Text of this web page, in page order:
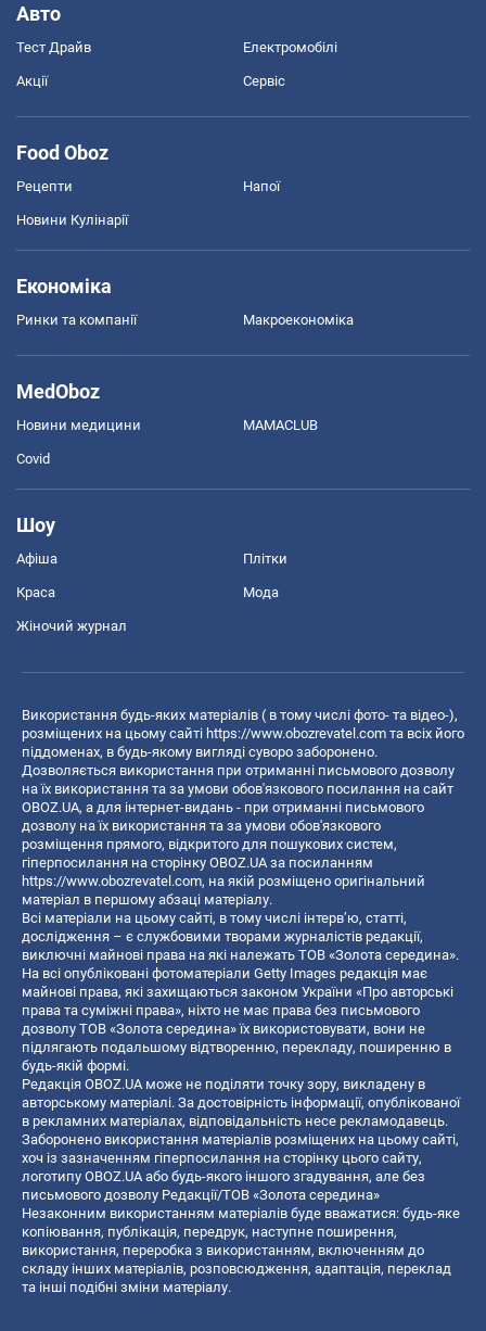
Авто
Тест Драйв Електромобілі
Акції Сервіс
Food Oboz
Рецепти Напої
Новини Кулінарії
Економіка
Ринки та компанії Макроекономіка
MedOboz
Новини медицини MAMACLUB
Covid
Шоу
Афіша Плітки
Краса Мода
Жіночий журнал
Використання будь-яких матеріалів ( в тому числі фото- та відео-),
розміщених на цьому сайті https://www.obozrevatel.com та всіх його
піддоменах, в будь-якому вигляді суворо заборонено.
Дозволяється використання при отриманні письмового дозволу
на їх використання та за умови обов'язкового посилання на сайт
OBOZ.UA, а для інтернет-видань - при отриманні письмового
дозволу на їх використання та за умови обов'язкового
розміщення прямого, відкритого для пошукових систем,
гіперпосилання на сторінку OBOZ.UA за посиланням
https://www.obozrevatel.com, на якій розміщено оригінальний
матеріал в першому абзаці матеріалу.
Всі матеріали на цьому сайті, в тому числі інтерв’ю, статті,
дослідження – є службовими творами журналістів редакції,
виключні майнові права на які належать ТОВ «Золота середина».
На всі опубліковані фотоматеріали Getty Images редакція має
майнові права, які захищаються законом України «Про авторські
права та суміжні права», ніхто не має права без письмового
дозволу ТОВ «Золота середина» їх використовувати, вони не
підлягають подальшому відтворенню, перекладу, поширенню в
будь-якій формі.
Редакція OBOZ.UA може не поділяти точку зору, викладену в
авторському матеріалі. За достовірність інформації, опублікованої
в рекламних матеріалах, відповідальність несе рекламодавець.
Заборонено використання матеріалів розміщених на цьому сайті,
хоч із зазначенням гіперпосилання на сторінку цього сайту,
логотипу OBOZ.UA або будь-якого іншого згадування, але без
письмового дозволу Редакції/ТОВ «Золота середина»
Незаконним використанням матеріалів буде вважатися: будь-яке
копiювання, публiкацiя, передрук, наступне поширення,
використання, переробка з використанням, включенням до
складу інших матеріалів, розповсюдження, адаптація, переклад
та інші подібні зміни матеріалу.